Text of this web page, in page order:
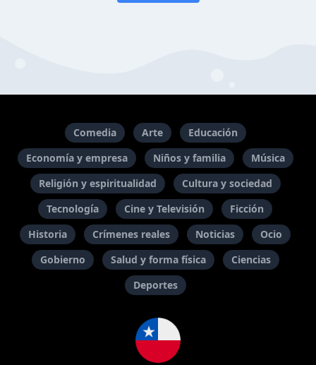
Comedia Arte
Educación
Economía y empresa
Niños y familia
Música
Religión y espiritualidad
Cultura y sociedad
Tecnología
Cine y Televisión
Ficción
Historia
Crímenes reales Noticias
Ocio
Gobierno
Salud y forma física
Ciencias
Deportes